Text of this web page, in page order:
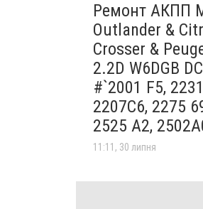
Ремонт АКПП
Outlander &
Crosser &
2.2D W6DGB
#`2001 F5,
2207C6, 2275
2525 A2,
11:11, 30 липня